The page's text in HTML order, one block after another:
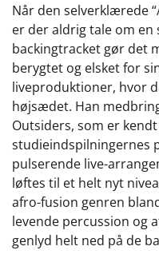
Når den selverklærede
er der aldrig tale om
backingtracket gør det
berygtet og elsket for
liveproduktioner, hvor
højsædet. Han
Outsiders, som er
studieindspilningernes
pulserende live-
løftes til et helt nyt
afro-fusion genren
levende percussion og
genlyd helt ned på de